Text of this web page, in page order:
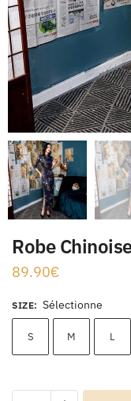
Robe
89.90€
SIZE: Sélectionne
S M L